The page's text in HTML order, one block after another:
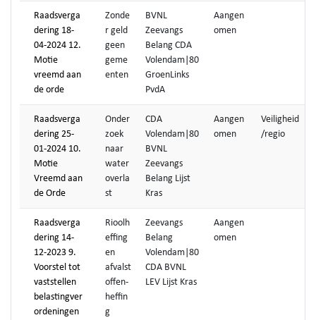
Raadsverga
dering 18-
04-2024 12.
Motie
vreemd aan
de orde
Zonde
r geld
geen
geme
enten
BVNL
Zeevangs
Belang CDA
Volendam|80
GroenLinks
PvdA
Aangen
omen
Raadsverga
dering 25-
01-2024 10.
Motie
Vreemd aan
de Orde
Onder
zoek
naar
water
overla
st
CDA
Volendam|80
BVNL
Zeevangs
Belang Lijst
Kras
Aangen
omen
Veiligheid
/regio
Raadsverga
dering 14-
12-2023 9.
Voorstel tot
vaststellen
belastingver
ordeningen
Rioolh
effing
en
afvalst
offen-
heffin
g
Zeevangs
Belang
Volendam|80
CDA BVNL
LEV Lijst Kras
Aangen
omen